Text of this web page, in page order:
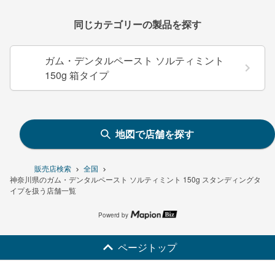
販売店検索
全国
神奈川県のガム・デンタルペースト ソルティミント 150g スタンディングタ
イプを扱う店舗一覧
同じカテゴリーの製品を探す
ガム・デンタルペースト ソルティミント
150g 箱タイプ
地図で店舗を探す
Powerd by
ページトップ